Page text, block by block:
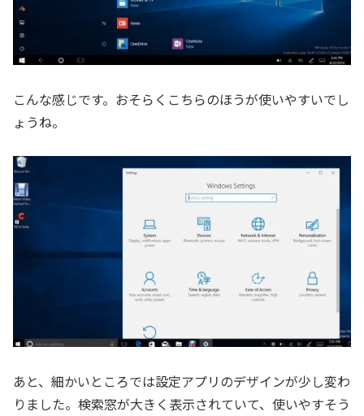
こんな感じです。おそらくこちらのほうが使いやすいでし
ょうね。
あと、細かいところでは設定アプリのデザインが少し変わ
りました。検索窓が大きく表示されていて、使いやすそう